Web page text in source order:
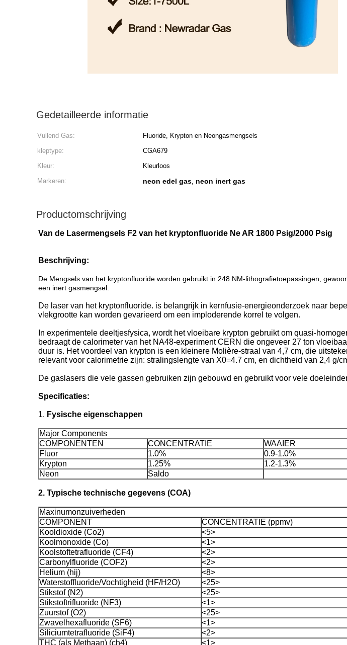
Gedetailleerde informatie
Vullend Gas: Fluoride, Krypton en Neongasmengsels
kleptype:
CGA679
Kleur:
Kleurloos
Markeren:
neon edel gas, neon inert gas
Productomschrijving
Van de Lasermengsels F2 van het kryptonfluoride Ne AR 1800 Psig/2000 Psig
Beschrijving:
De Mengsels van het kryptonfluoride worden gebruikt in 248 NM-lithografietoepassingen,
een inert gasmengsel.
De laser van het kryptonfluoride. is belangrijk in kernfusie-energieonderzoek naar
vlekgrootte kan worden gevarieerd om een imploderende korrel te volgen.
In experimentele deeltjesfysica, wordt het vloeibare krypton gebruikt om quasi-
bedraagt de calorimeter van het NA48-experiment CERN die ongeveer 27 ton
duur is. Het voordeel van krypton is een kleinere Molière-straal van 4,7 cm, die
relevant voor calorimetrie zijn: stralingslengte van X0=4.7 cm, en dichtheid van 2,4 g/
De gaslasers die vele gassen gebruiken zijn gebouwd en gebruikt voor vele
Specificaties:
1. Fysische eigenschappen
Major Components
COMPONENTEN
CONCENTRATIE
WAAIER
Fluor
1.0%
0.9-1.0%
Krypton
1.25%
1.2-1.3%
Neon
Saldo
2. Typische technische gegevens (COA)
Maxinumonzuiverheden
COMPONENT
CONCENTRATIE (ppmv)
Kooldioxide (Co2)
<5>
Koolmonoxide (Co)
<1>
Koolstoftetrafluoride (CF4)
<2>
Carbonylfluoride (COF2)
<2>
Helium (hij)
<8>
Waterstoffluoride/Vochtigheid (HF/H2O)
<25>
Stikstof (N2)
<25>
Stikstoftrifluoride (NF3)
<1>
Zuurstof (O2)
<25>
Zwavelhexafluoride (SF6)
<1>
Siliciumtetrafluoride (SiF4)
<2>
THC (als Methaan) (ch4)
<1>